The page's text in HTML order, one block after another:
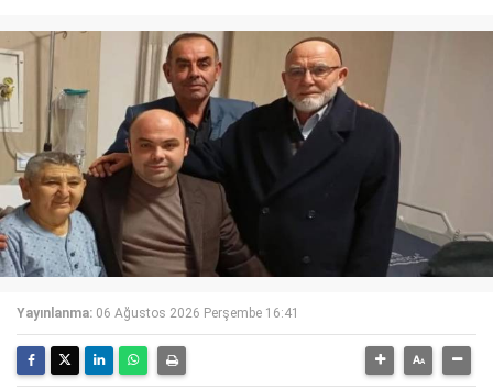
Yayınlanma: 06 Ağustos 2026 Perşembe 16:41